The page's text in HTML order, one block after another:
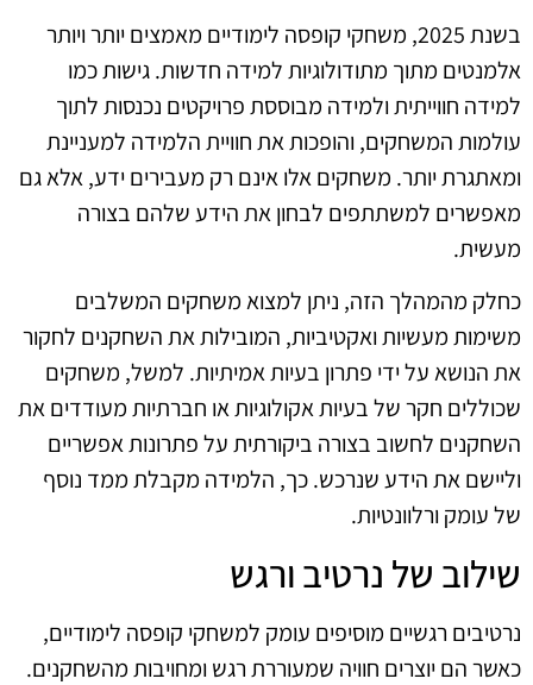
בשנת 2025, משחקי קופסה לימודיים מאמצים יותר ויותר
אלמנטים מתוך מתודולוגיות למידה חדשות. גישות כמו
למידה חווייתית ולמידה מבוססת פרויקטים נכנסות לתוך
עולמות המשחקים, והופכות את חוויית הלמידה למעניינת
ומאתגרת יותר. משחקים אלו אינם רק מעבירים ידע, אלא גם
מאפשרים למשתתפים לבחון את הידע שלהם בצורה
מעשית.
כחלק מהמהלך הזה, ניתן למצוא משחקים המשלבים
משימות מעשיות ואקטיביות, המובילות את השחקנים לחקור
את הנושא על ידי פתרון בעיות אמיתיות. למשל, משחקים
שכוללים חקר של בעיות אקולוגיות או חברתיות מעודדים את
השחקנים לחשוב בצורה ביקורתית על פתרונות אפשריים
וליישם את הידע שנרכש. כך, הלמידה מקבלת ממד נוסף
של עומק ורלוונטיות.
שילוב של נרטיב ורגש
נרטיבים רגשיים מוסיפים עומק למשחקי קופסה לימודיים,
כאשר הם יוצרים חוויה שמעוררת רגש ומחויבות מהשחקנים.